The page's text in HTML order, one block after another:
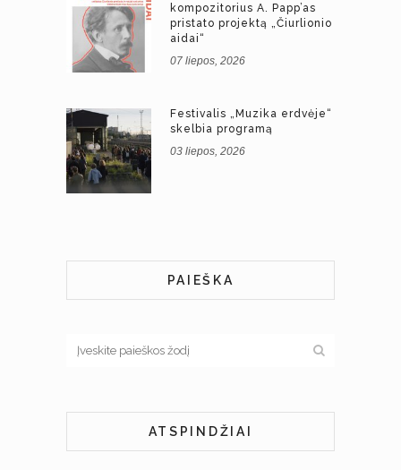
kompozitorius A. Papp’as
pristato projektą „Čiurlionio
aidai“
07 liepos, 2026
Festivalis „Muzika erdvėje“
skelbia programą
03 liepos, 2026
PAIEŠKA
ATSPINDŽIAI